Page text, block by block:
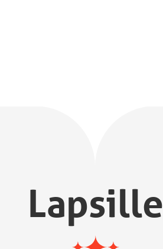
Lapsille